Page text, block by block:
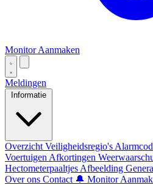
Monitor Aanmaken
Meldingen
Informatie
Overzicht Veiligheidsregio's
Voertuigen Afkortingen
Hectometerpaaltjes Afbeelding
Over ons Contact 🔔 Monitor